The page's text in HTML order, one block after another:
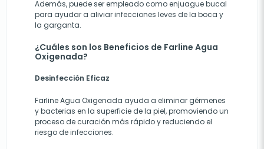
Además, puede ser empleado como enjuague bucal
para ayudar a aliviar infecciones leves de la boca y
la garganta.
¿Cuáles son los Beneficios de Farline Agua
Oxigenada?
Desinfección Eficaz
Farline Agua Oxigenada ayuda a eliminar gérmenes
y bacterias en la superficie de la piel, promoviendo un
proceso de curación más rápido y reduciendo el
riesgo de infecciones.